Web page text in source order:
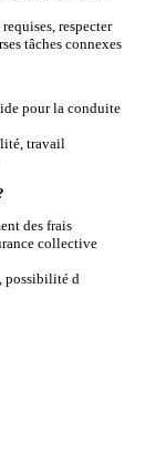
respecter
tâches connexes
pour la conduite
travail
des frais
collective
possibilité d